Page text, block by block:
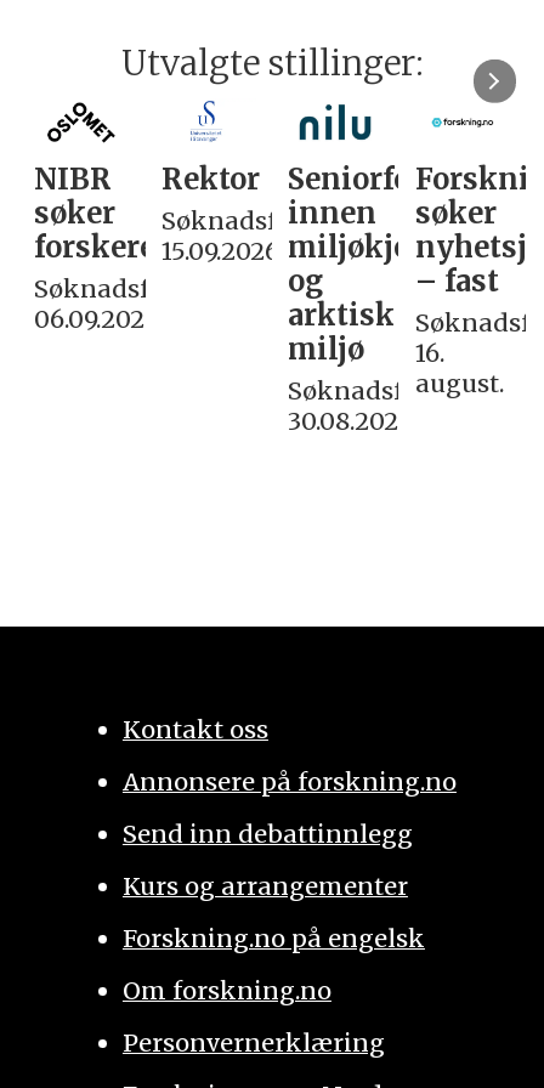
Utvalgte stillinger:
NIBR
søker
forskere
Søknadsfrist:
06.09.2026
Rektor
Søknadsfrist:
15.09.2026
Seniorforsker
innen
miljøkjemi
og
arktisk
miljø
Søknadsfrist:
30.08.2026
søker
– fast
16.
august.
Kontakt oss
Annonsere på forskning.no
Send inn debattinnlegg
Kurs og arrangementer
Forskning.no på engelsk
Om forskning.no
Personvernerklæring